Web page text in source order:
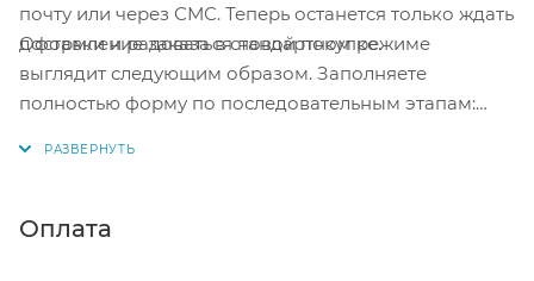
почту или через СМС. Теперь останется только ждать
доставки и радоваться новой покупке.
Оформление заказа в стандартном режиме
выглядит следующим образом. Заполняете
полностью форму по последовательным этапам:
Нажмите кнопку «Оформить заказ».
Оплата